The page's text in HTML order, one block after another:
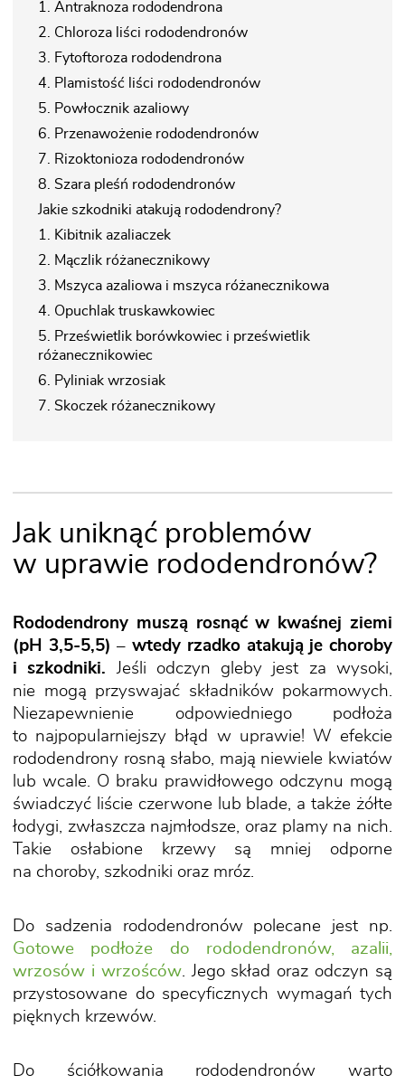
1. Antraknoza rododendrona
2. Chloroza liści rododendronów
3. Fytoftoroza rododendrona
4. Plamistość liści rododendronów
5. Powłocznik azaliowy
6. Przenawożenie rododendronów
7. Rizoktonioza rododendronów
8. Szara pleśń rododendronów
Jakie szkodniki atakują rododendrony?
1. Kibitnik azaliaczek
2. Mączlik różanecznikowy
3. Mszyca azaliowa i mszyca różanecznikowa
4. Opuchlak truskawkowiec
5. Prześwietlik borówkowiec i prześwietlik
różanecznikowiec
6. Pyliniak wrzosiak
7. Skoczek różanecznikowy
Jak uniknąć problemów
w uprawie rododendronów?
Rododendrony muszą rosnąć w kwaśnej ziemi
(pH 3,5-5,5) – wtedy rzadko atakują je choroby
i szkodniki. Jeśli odczyn gleby jest za wysoki,
nie mogą przyswajać składników pokarmowych.
Niezapewnienie odpowiedniego podłoża
to najpopularniejszy błąd w uprawie! W efekcie
rododendrony rosną słabo, mają niewiele kwiatów
lub wcale. O braku prawidłowego odczynu mogą
świadczyć liście czerwone lub blade, a także żółte
łodygi, zwłaszcza najmłodsze, oraz plamy na nich.
Takie osłabione krzewy są mniej odporne
na choroby, szkodniki oraz mróz.
Do sadzenia rododendronów polecane jest np.
Gotowe podłoże do rododendronów, azalii,
wrzosów i wrzośców. Jego skład oraz odczyn są
przystosowane do specyficznych wymagań tych
pięknych krzewów.
Do ściółkowania rododendronów warto